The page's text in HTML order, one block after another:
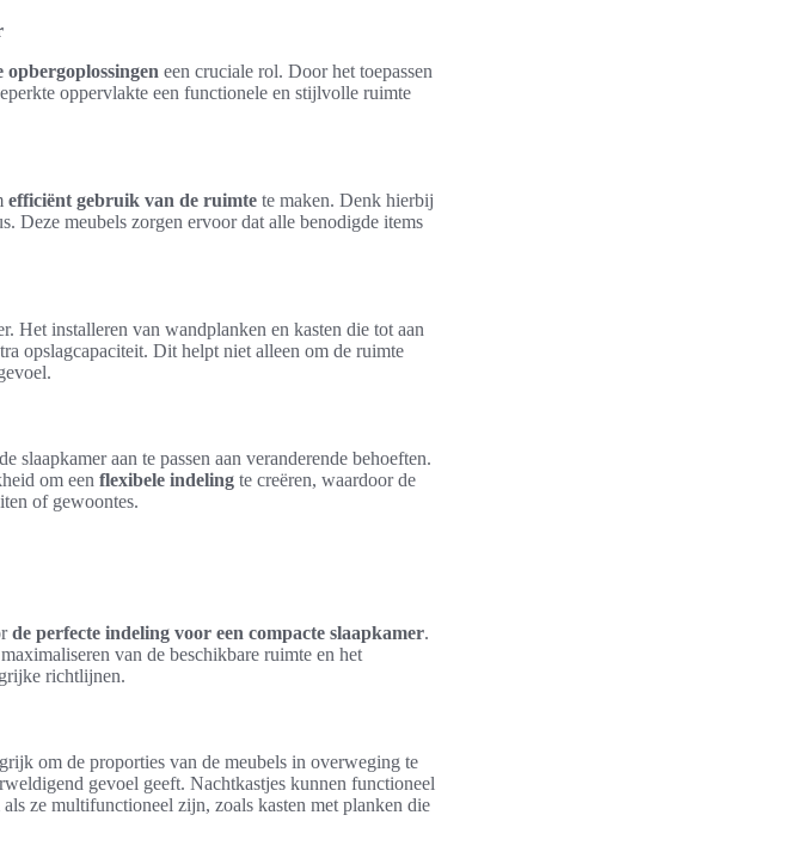
opbergoplossingen een cruciale rol. Door het toepassen
oppervlakte een functionele en stijlvolle ruimte
efficiënt gebruik van de ruimte te maken. Denk hierbij
Deze meubels zorgen ervoor dat alle benodigde items
Het installeren van wandplanken en kasten die tot aan
opslagcapaciteit. Dit helpt niet alleen om de ruimte
aan te passen aan veranderende behoeften.
om een flexibele indeling te creëren, waardoor de
of gewoontes.
de perfecte indeling voor een compacte slaapkamer.
van de beschikbare ruimte en het
richtlijnen.
om de proporties van de meubels in overweging te
gevoel geeft. Nachtkastjes kunnen functioneel
ze multifunctioneel zijn, zoals kasten met planken die